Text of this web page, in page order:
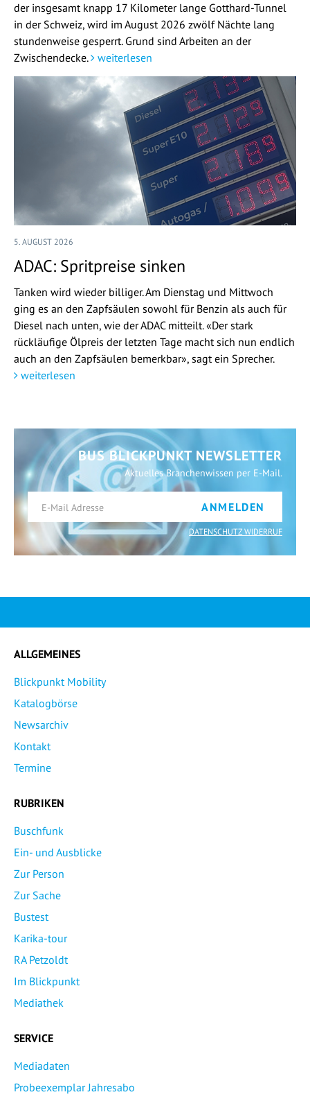
der insgesamt knapp 17 Kilometer lange Gotthard-Tunnel
in der Schweiz, wird im August 2026 zwölf Nächte lang
stundenweise gesperrt. Grund sind Arbeiten an der
Zwischendecke.
weiterlesen
5. AUGUST 2026
ADAC: Spritpreise sinken
Tanken wird wieder billiger. Am Dienstag und Mittwoch
ging es an den Zapfsäulen sowohl für Benzin als auch für
Diesel nach unten, wie der ADAC mitteilt. «Der stark
rückläufige Ölpreis der letzten Tage macht sich nun endlich
auch an den Zapfsäulen bemerkbar», sagt ein Sprecher.
weiterlesen
BUS BLICKPUNKT NEWSLETTER
Aktuelles Branchenwissen per E-Mail.
ANMELDEN
DATENSCHUTZ WIDERRUF
ALLGEMEINES
Blickpunkt Mobility
Katalogbörse
Newsarchiv
Kontakt
Termine
RUBRIKEN
Buschfunk
Ein- und Ausblicke
Zur Person
Zur Sache
Bustest
Karika-tour
RA Petzoldt
Im Blickpunkt
Mediathek
SERVICE
Mediadaten
Probeexemplar Jahresabo